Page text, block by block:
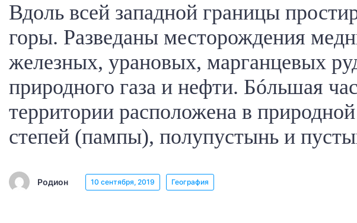
Вдоль всей западной границы
горы. Разведаны месторождения
железных, урановых, марганцевых
природного газа и нефти. Бóльшая
территории расположена в
степей (пампы), полупустынь и
Родион 10 сентября, 2019 География